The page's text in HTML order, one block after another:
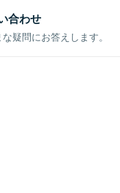
合わせ
疑問にお答えします。